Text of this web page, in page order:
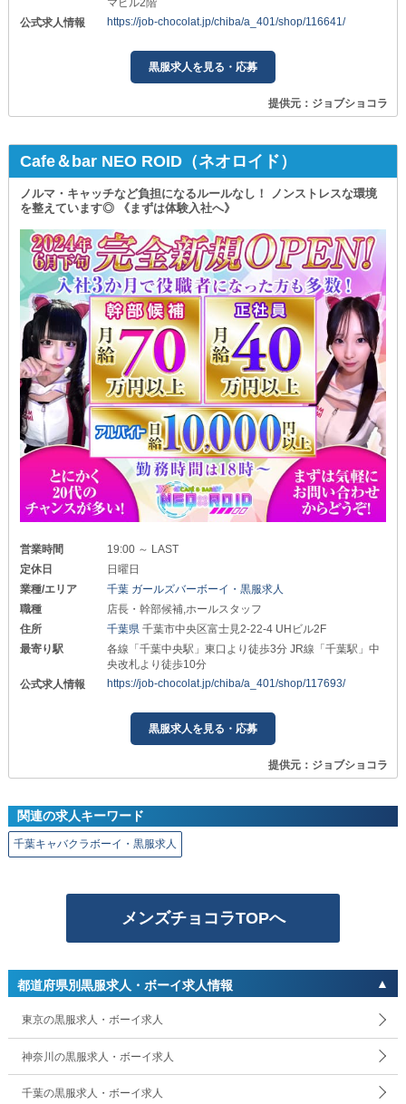
公式求人情報
https://job-chocolat.jp/chiba/a_401/shop/116641/
黒服求人を見る・応募
提供元：ジョブショコラ
Cafe＆bar NEO ROID（ネオロイド）
ノルマ・キャッチなど負担になるルールなし！ ノンストレスな環境
を整えています◎ 《まずは体験入社へ》
営業時間
19:00 ～ LAST
定休日
日曜日
業種/エリア
千葉 ガールズバーボーイ・黒服求人
職種
店長・幹部候補,ホールスタッフ
住所
千葉県千葉市中央区富士見2-22-4 UHビル2F
最寄り駅
各線「千葉中央駅」東口より徒歩3分 JR線「千葉駅」中
央改札より徒歩10分
公式求人情報
https://job-chocolat.jp/chiba/a_401/shop/117693/
黒服求人を見る・応募
提供元：ジョブショコラ
関連の求人キーワード
千葉キャバクラボーイ・黒服求人
メンズチョコラTOPへ
都道府県別黒服求人・ボーイ求人情報
東京の黒服求人・ボーイ求人
神奈川の黒服求人・ボーイ求人
千葉の黒服求人・ボーイ求人